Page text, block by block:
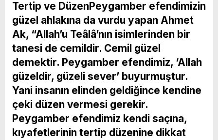
Tertip ve DüzenPeygamber efendimizin
güzel ahlakına da vurdu yapan Ahmet
Ak, “Allah’u Teâlâ’nın isimlerinden bir
tanesi de cemildir. Cemil güzel
demektir. Peygamber efendimiz, ‘Allah
güzeldir, güzeli sever’ buyurmuştur.
Yani insanın elinden geldiğince kendine
çeki düzen vermesi gerekir.
Peygamber efendimiz kendi saçına,
kıyafetlerinin tertip düzenine dikkat